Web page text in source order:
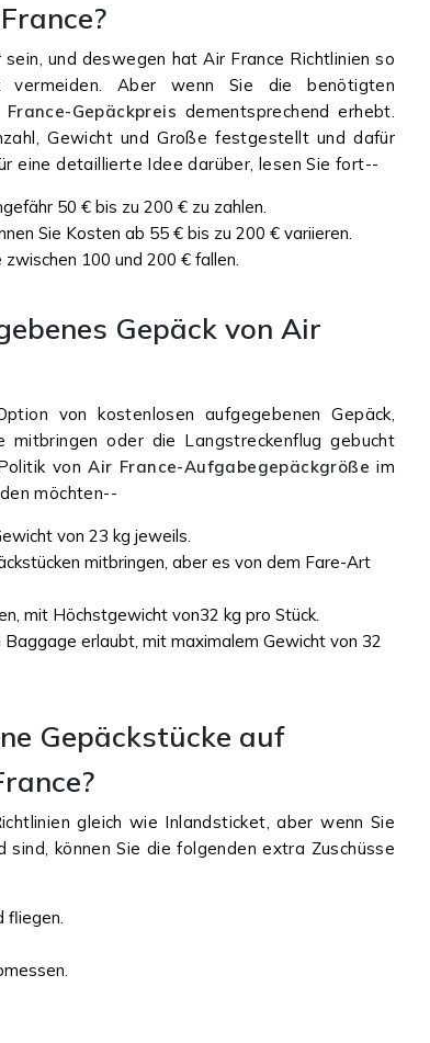
und deswegen hat Air France Richtlinien so
Aber wenn Sie die benötigten
Gepäckpreis dementsprechend erhebt.
Gewicht und Große festgestellt und dafür
eine detaillierte Idee darüber, lesen Sie fort--
50 € bis zu 200 € zu zahlen.
Sie Kosten ab 55 € bis zu 200 € variieren.
100 und 200 € fallen.
Gepäck von Air
von kostenlosen aufgegebenen Gepäck,
oder die Langstreckenflug gebucht
vonAir France-Aufgabegepäckgröße im
möchten--
von 23 kg jeweils.
mitbringen, aber es von dem Fare-Art
mit Höchstgewicht von32 kg pro Stück.
erlaubt, mit maximalem Gewicht von 32
Gepäckstücke auf
gleich wie Inlandsticket, aber wenn Sie
können Sie die folgenden extra Zuschüsse
fliegen.